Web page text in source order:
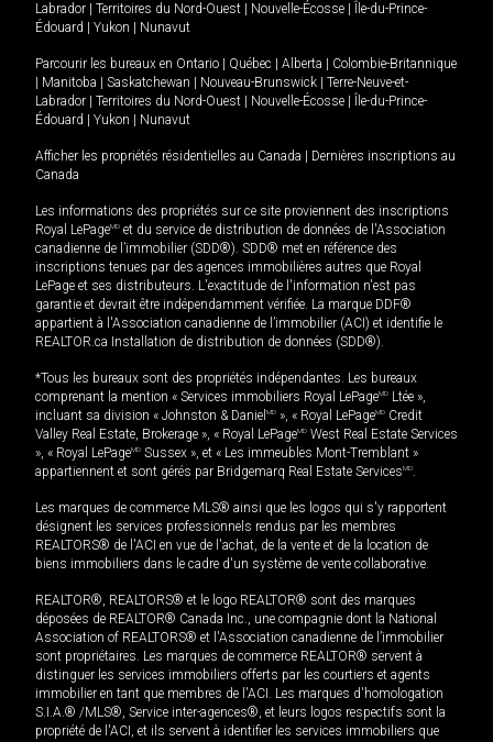
Labrador
Territoires du Nord-Ouest Nouvelle-Écosse
Île-du-Prince-
Édouard
Yukon Nunavut
Parcourir les bureaux en Ontario Québec Alberta
Colombie-Britannique
Manitoba Saskatchewan Nouveau-Brunswick
Terre-Neuve-et-
Labrador
Territoires du Nord-Ouest Nouvelle-Écosse
Île-du-Prince-
Édouard
Yukon Nunavut
Afficher les propriétés résidentielles au Canada
Dernières inscriptions au
Canada
Les informations des propriétés sur ce site proviennent des inscriptions
Royal LePageMD et du service de distribution de données de l'Association
canadienne de l’immobilier (SDD®). SDD® met en référence des
inscriptions tenues par des agences immobilières autres que Royal
LePage et ses distributeurs. L'exactitude de l'information n'est pas
garantie et devrait être indépendamment vérifiée. La marque DDF®
appartient à l'Association canadienne de l’immobilier (ACI) et identifie le
REALTOR.ca Installation de distribution de données (SDD®).
*Tous les bureaux sont des propriétés indépendantes. Les bureaux
comprenant la mention « Services immobiliers Royal LePageMD Ltée »,
incluant sa division « Johnston & Daniel MD », « Royal LePageMD Credit
Valley Real Estate, Brokerage », « Royal LePageMD West Real Estate Services
», « Royal LePageMD Sussex », et « Les immeubles Mont-Tremblant »
appartiennent et sont gérés par Bridgemarq Real Estate ServicesMD.
Les marques de commerce MLS® ainsi que les logos qui s'y rapportent
désignent les services professionnels rendus par les membres
REALTORS® de l'ACI en vue de l'achat, de la vente et de la location de
biens immobiliers dans le cadre d'un système de vente collaborative.
REALTOR®, REALTORS® et le logo REALTOR® sont des marques
déposées de REALTOR® Canada Inc., une compagnie dont la National
Association of REALTORS® et l'Association canadienne de l’immobilier
sont propriétaires. Les marques de commerce REALTOR® servent à
distinguer les services immobiliers offerts par les courtiers et agents
immobilier en tant que membres de l'ACI. Les marques d'homologation
S.I.A.® /MLS®, Service inter-agences®, et leurs logos respectifs sont la
propriété de l'ACI, et ils servent à identifier les services immobiliers que